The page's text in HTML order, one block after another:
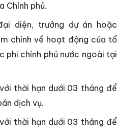
Chính phủ.
diện, trưởng dự án hoặc
chính về hoạt động của tổ
phi chính phủ nước ngoài tại
thời hạn dưới 03 tháng để
dịch vụ.
thời hạn dưới 03 tháng để